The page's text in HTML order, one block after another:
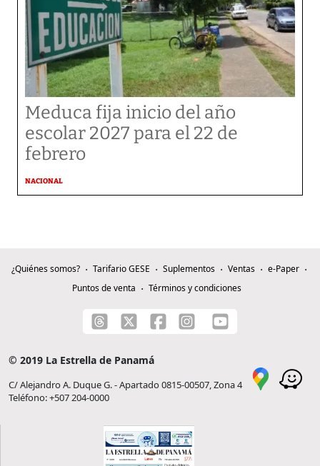
Meduca fija inicio del año
escolar 2027 para el 22 de
febrero
NACIONAL
¿Quiénes somos? Tarifario GESE Suplementos Ventas
e-Paper
Puntos de venta
Términos y condiciones
© 2019 La Estrella de Panamá
C/ Alejandro A. Duque G. - Apartado 0815-00507, Zona 4
Teléfono: +507 204-0000